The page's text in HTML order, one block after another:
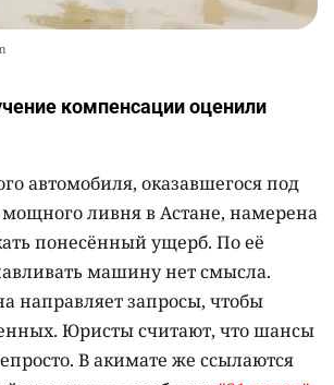
компенсации оценили
автомобиля, оказавшегося под
ливня в Астане, намерена
понесённый ущерб. По её
машину нет смысла.
направляет запросы, чтобы
Юристы считают, что шансы
В акимате же ссылаются